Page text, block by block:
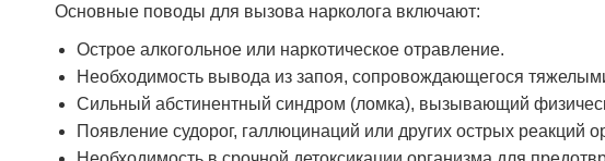
Основные поводы для вызова нарколога включают:
Острое алкогольное или наркотическое отравление.
Необходимость вывода из запоя, сопровождающегося
Сильный абстинентный синдром (ломка), вызывающий
Появление судорог, галлюцинаций или других острых реакций